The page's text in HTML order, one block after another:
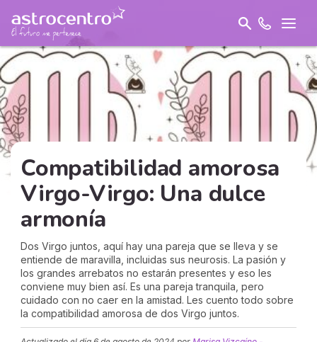
Compatibilidad amorosa
Virgo-Virgo: Una dulce
armonía
Dos Virgo juntos, aquí hay una pareja que se lleva y se
entiende de maravilla, incluidas sus neurosis. La pasión y
los grandes arrebatos no estarán presentes y eso les
conviene muy bien así. Es una pareja tranquila, pero
cuidado con no caer en la amistad. Les cuento todo sobre
la compatibilidad amorosa de dos Virgo juntos.